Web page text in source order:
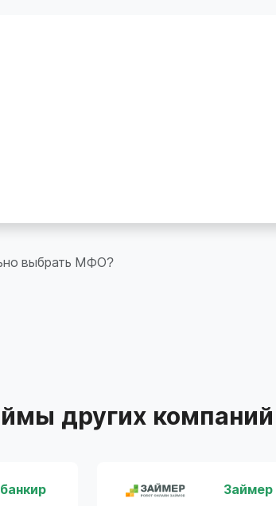
выбрать МФО?
других компаний
Займер